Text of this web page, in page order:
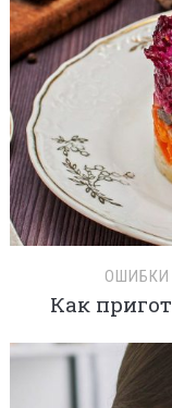
ОШИБКИ
Как